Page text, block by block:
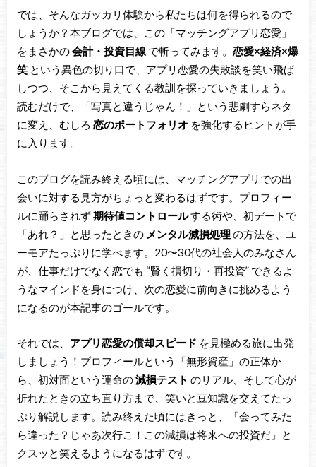
では、そんなガッカリ体験から私たちは何を得られるので
しょうか？本ブログでは、この「マッチングアプリ恋愛」
をまさかの会計・投資目線で斬ってみます。 恋愛×経済×爆
笑という異色の切り口で、アプリ恋愛の失敗談を笑い飛ば
しつつ、そこから見えてくる教訓を探っていきましょう。
読むだけで、「写真と違うじゃん！」という悲劇すらネタ
に変え、むしろ 恋のポートフォリオ を強化するヒントが手
に入ります。
このブログを読み終える頃には、マッチングアプリでの出
会いに対する見方がちょっと変わるはずです。プロフィー
ルに踊らされず期待値コントロールする術や、初デートで
「あれ？」と思ったときの メンタル減損処理 の方法を、ユ
ーモアたっぷりに学べます。20〜30代の社会人のみなさん
が、仕事だけでなく恋でも “賢く損切り・再投資” できるよ
うなマインドを身につけ、次の恋愛に前向きに挑めるよう
になるのが本記事のゴールです。
それでは、 アプリ恋愛の償却スピード を見極める旅に出発
しましょう！プロフィールという「無形資産」の正体か
ら、初対面という運命の減損テスト のリアル、そして心が
折れたときの立ち直り方まで、笑いと豆知識を交えてたっ
ぷり解説します。読み終えた頃にはきっと、「会ってみた
ら違った？じゃあ次行こ！この減損は将来への投資だ」と
クスッと笑えるようになるはずです。